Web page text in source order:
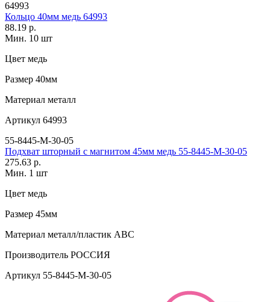
64993
Кольцо 40мм медь 64993
88.19 р.
Мин. 10 шт
Цвет медь
Размер 40мм
Материал металл
Артикул 64993
55-8445-M-30-05
Подхват шторный с магнитом 45мм медь 55-8445-M-30-05
275.63 р.
Мин. 1 шт
Цвет медь
Размер 45мм
Материал металл/пластик АВС
Производитель РОССИЯ
Артикул 55-8445-M-30-05